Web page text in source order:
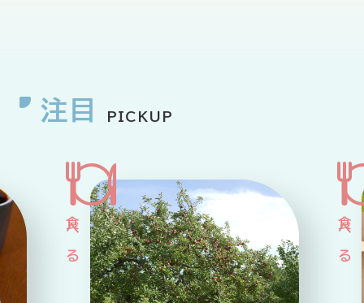
注目 PICKUP